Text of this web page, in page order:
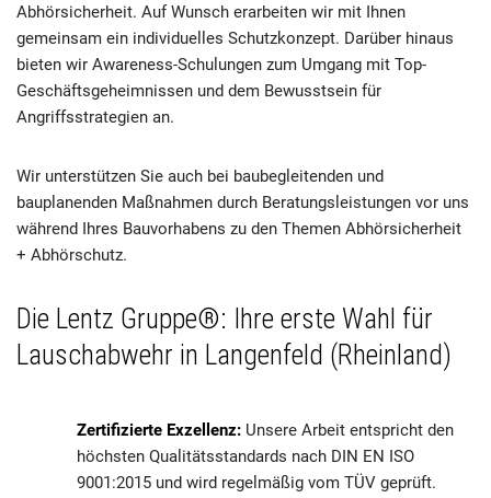
Abhörsicherheit. Auf Wunsch erarbeiten wir mit Ihnen
gemeinsam ein individuelles Schutzkonzept. Darüber hinaus
bieten wir Awareness-Schulungen zum Umgang mit Top-
Geschäftsgeheimnissen und dem Bewusstsein für
Angriffsstrategien an.
Wir unterstützen Sie auch bei baubegleitenden und
bauplanenden Maßnahmen durch Beratungsleistungen vor uns
während Ihres Bauvorhabens zu den Themen Abhörsicherheit
+ Abhörschutz.
Die Lentz Gruppe®: Ihre erste Wahl für
Lauschabwehr in Langenfeld (Rheinland)
Zertifizierte Exzellenz: Unsere Arbeit entspricht den
höchsten Qualitätsstandards nach DIN EN ISO
9001:2015 und wird regelmäßig vom TÜV geprüft.